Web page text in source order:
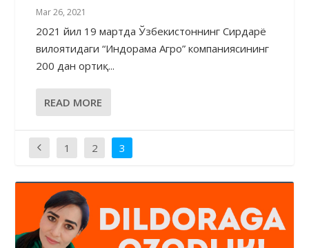
Mar 26, 2021
2021 йил 19 мартда Ўзбекистоннинг Сирдарё
вилоятидаги “Индорама Агро” компаниясининг
200 дан ортиқ...
READ MORE
1 2 3